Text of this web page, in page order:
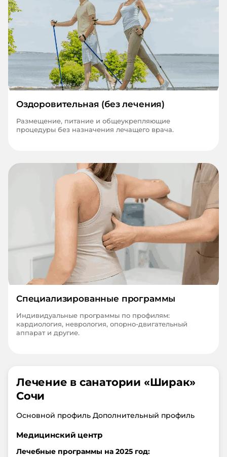
Оздоровительная (без лечения)
Размещение, питание и общеукрепляющие
процедуры без назначения лечащего врача.
Специализированные программы
Индивидуальные программы по профилям:
кардиология, неврология, опорно-двигательный
аппарат и другие.
Лечение в санатории «Ширак»
Сочи
Основной профиль Дополнительный профиль
Медицинский центр
Лечебные программы на 2025 год: